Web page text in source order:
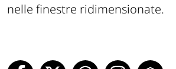
nelle finestre ridimensionate.